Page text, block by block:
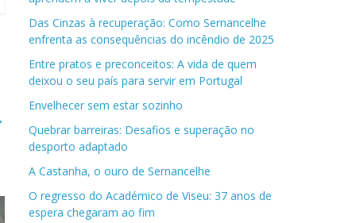
Das Cinzas à recuperação: Como Sernancelhe
enfrenta as consequências do incêndio de 2025
Entre pratos e preconceitos: A vida de quem
deixou o seu país para servir em Portugal
Envelhecer sem estar sozinho
Quebrar barreiras: Desafios e superação no
desporto adaptado
A Castanha, o ouro de Sernancelhe
O regresso do Académico de Viseu: 37 anos de
espera chegaram ao fim